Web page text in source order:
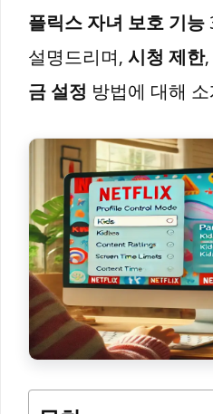
플릭스 자녀 보호 기능
설명드리며, 시청 제한,
금 설정 방법에 대해